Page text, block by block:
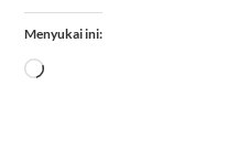
Menyukai ini:
Memuat...